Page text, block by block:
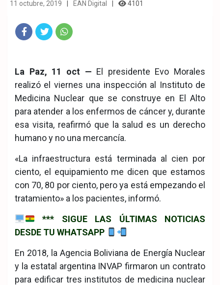
11 octubre, 2019 EAN Digital 4101
ook
tsA
pp
La Paz, 11 oct — El presidente Evo Morales
realizó el viernes una inspección al Instituto de
Medicina Nuclear que se construye en El Alto
para atender a los enfermos de cáncer y, durante
esa visita, reafirmó que la salud es un derecho
humano y no una mercancía.
«La infraestructura está terminada al cien por
ciento, el equipamiento me dicen que estamos
con 70, 80 por ciento, pero ya está empezando el
tratamiento» a los pacientes, informó.
*** SIGUE LAS ÚLTIMAS NOTICIAS
DESDE TU WHATSAPP
En 2018, la Agencia Boliviana de Energía Nuclear
y la estatal argentina INVAP firmaron un contrato
para edificar tres institutos de medicina nuclear